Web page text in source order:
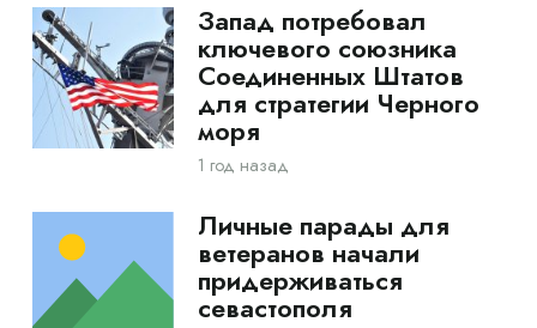
Запад потребовал
ключевого союзника
Соединенных Штатов
для стратегии Черного
моря
1 год назад
Личные парады для
ветеранов начали
придерживаться
севастополя